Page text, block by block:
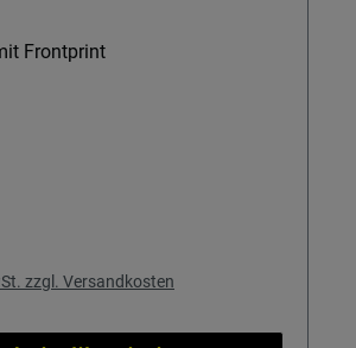
Frontprint
zzgl. Versandkosten